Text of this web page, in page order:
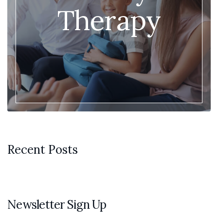
Therapy
Recent Posts
Newsletter Sign Up